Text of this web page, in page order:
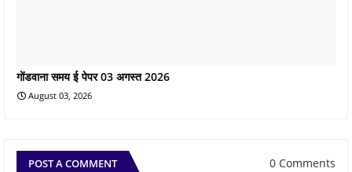
गोंडवाना समय ई पेपर 03 अगस्त 2026
August 03, 2026
POST A COMMENT 0 Comments